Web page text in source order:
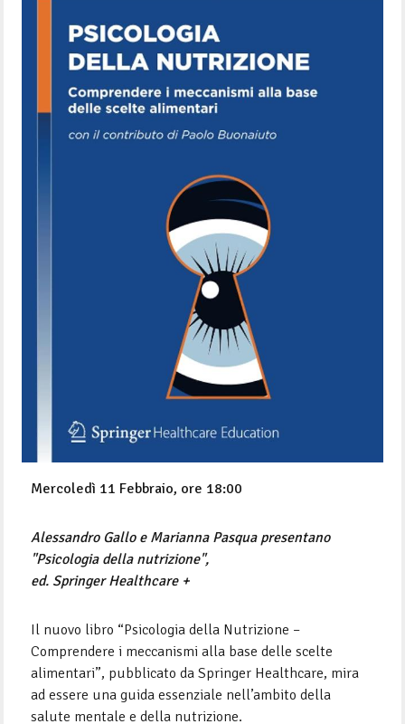
Mercoledì 11 Febbraio, ore 18:00
Alessandro Gallo e Marianna Pasqua presentano
"Psicologia della nutrizione",
ed. Springer Healthcare +
Il nuovo libro “Psicologia della Nutrizione –
Comprendere i meccanismi alla base delle scelte
alimentari”, pubblicato da Springer Healthcare, mira
ad essere una guida essenziale nell’ambito della
salute mentale e della nutrizione.